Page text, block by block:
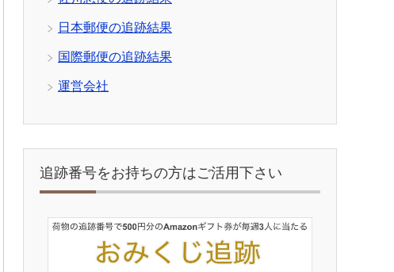
日本郵便の追跡結果
国際郵便の追跡結果
運営会社
追跡番号をお持ちの方はご活用下さい